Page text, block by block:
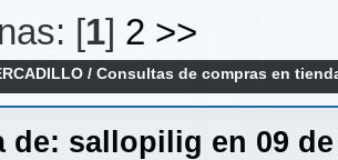
[1] 2 >>
/Consultas de compras en
de: sallopilig en 09